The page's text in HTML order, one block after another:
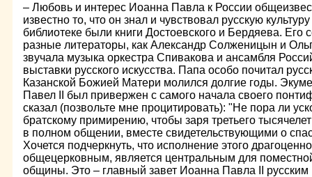
– Любовь и интерес Иоанна Павла к России
известно то, что он знал и чувствовал русскую
библиотеке были книги Достоевского и Бердяева. Его
разные литераторы, как Александр Солженицын и
звучала музыка оркестра Спивакова и ансамбля
выставки русского искусства. Папа особо почитал
Казанской Божией Матери молился долгие годы.
Павел II был привержен с самого начала своего
сказал (позвольте мне процитировать): "Не пора ли
братскому примирению, чтобы заря третьего
в полном общении, вместе свидетельствующими о
Хочется подчеркнуть, что исполнение этого
общецерковным, является центральным для
общины. Это – главный завет Иоанна Павла II русским